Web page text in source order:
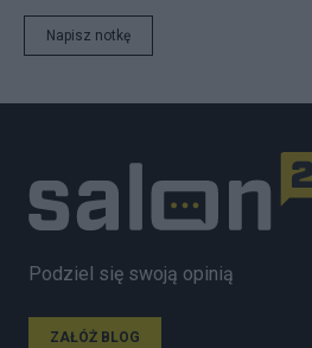
Napisz notkę
Podziel się swoją opinią
ZAŁÓŻ BLOG